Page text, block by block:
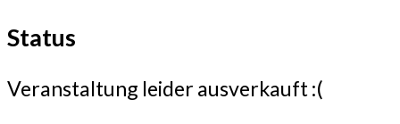
Status
Veranstaltung leider ausverkauft :(